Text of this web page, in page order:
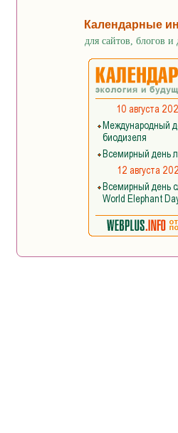
Календарные
для сайтов, блогов и